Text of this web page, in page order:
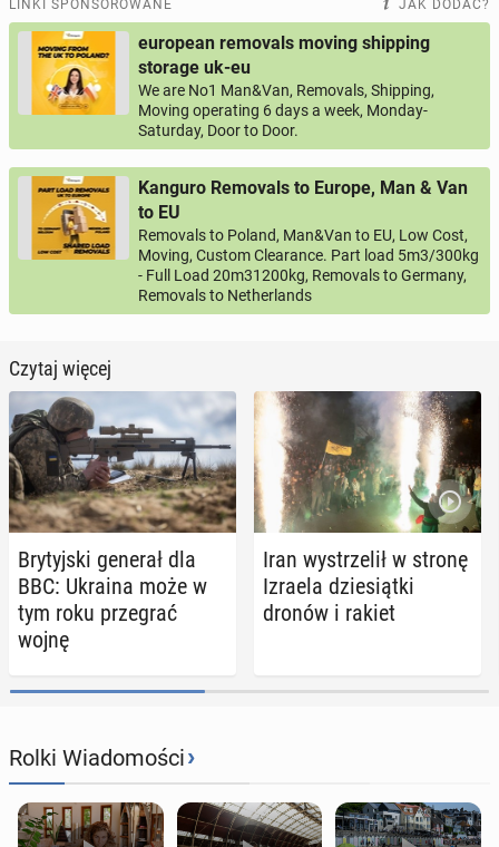
LINKI SPONSOROWANE JAK DODAĆ?
european removals moving shipping
storage uk-eu
We are No1 Man&Van, Removals, Shipping,
Moving operating 6 days a week, Monday-
Saturday, Door to Door.
Kanguro Removals to Europe, Man & Van
to EU
Removals to Poland, Man&Van to EU, Low Cost,
Moving, Custom Clearance. Part load 5m3/300kg
- Full Load 20m31200kg, Removals to Germany,
Removals to Netherlands
Czytaj więcej
Bry­tyj­ski generał dla
BBC: Ukraina może w
tym roku prze­grać
wojnę
Iran wy­strze­lił w stronę
Izraela dzie­siąt­ki
dronów i rakiet
Rolki Wiadomości›